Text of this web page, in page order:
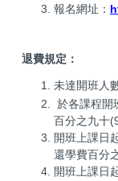
報名網址：
退費規定：
未達開班人
於各課程開
百分之九十
開班上課日
還學費百分
開班上課日